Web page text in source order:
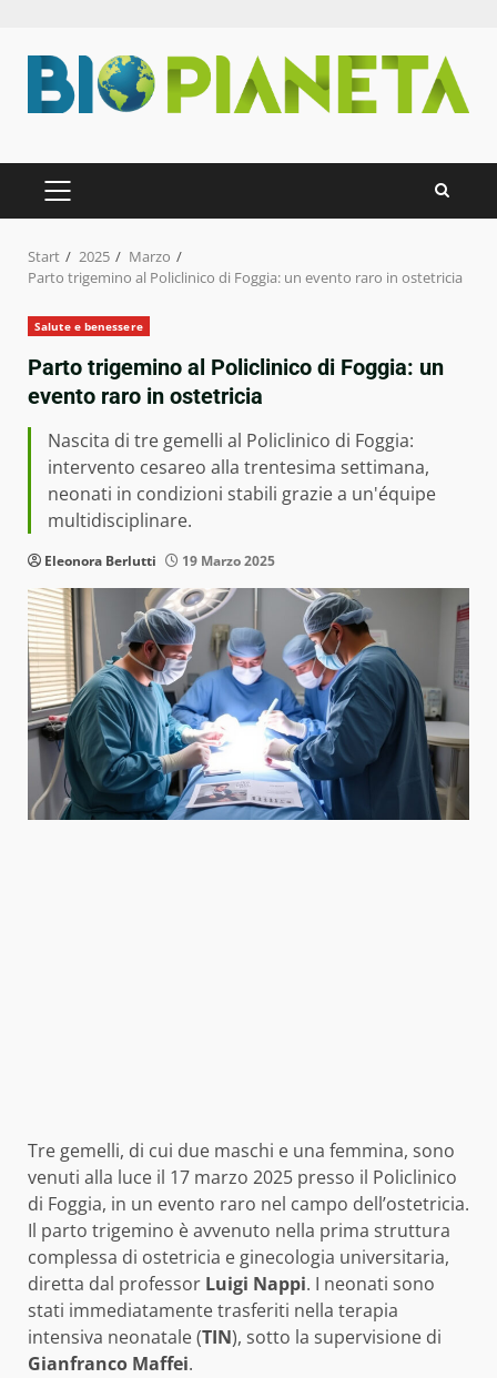
Inhalt
springen
PRIMÄRES
MENÜ
Start 2025
Marzo
Parto trigemino al Policlinico di Foggia: un evento raro in ostetricia
Salute e benessere
Parto trigemino al Policlinico di Foggia: un
evento raro in ostetricia
Nascita di tre gemelli al Policlinico di Foggia:
intervento cesareo alla trentesima settimana,
neonati in condizioni stabili grazie a un'équipe
multidisciplinare.
Eleonora Berlutti 19 Marzo 2025
Tre gemelli, di cui due maschi e una femmina, sono
venuti alla luce il 17 marzo 2025 presso il Policlinico
di Foggia, in un evento raro nel campo dell’ostetricia.
Il parto trigemino è avvenuto nella prima struttura
complessa di ostetricia e ginecologia universitaria,
diretta dal professor Luigi Nappi. I neonati sono
stati immediatamente trasferiti nella terapia
intensiva neonatale (TIN), sotto la supervisione di
Gianfranco Maffei.